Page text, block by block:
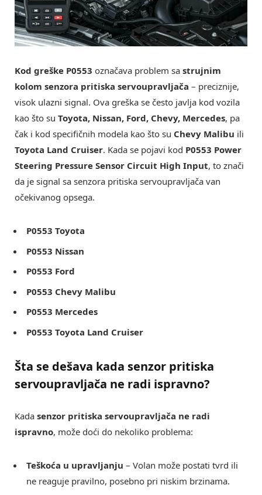
Kod greške P0553 označava problem sa strujnim
kolom senzora pritiska servoupravljača – preciznije,
visok ulazni signal. Ova greška se često javlja kod vozila
kao što su Toyota, Nissan, Ford, Chevy, Mercedes, pa
čak i kod specifičnih modela kao što su Chevy Malibu ili
Toyota Land Cruiser. Kada se pojavi kod P0553 Power
Steering Pressure Sensor Circuit High Input, to znači
da je signal sa senzora pritiska servoupravljača van
očekivanog opsega.
P0553 Toyota
P0553 Nissan
P0553 Ford
P0553 Chevy Malibu
P0553 Mercedes
P0553 Toyota Land Cruiser
Šta se dešava kada senzor pritiska
servoupravljača ne radi ispravno?
Kada senzor pritiska servoupravljača ne radi
ispravno, može doći do nekoliko problema:
Teškoća u upravljanju – Volan može postati tvrd ili
ne reaguje pravilno, posebno pri niskim brzinama.